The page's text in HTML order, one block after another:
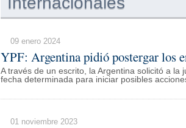
09 enero 2024
YPF: Argentina pidió postergar los
A través de un escrito, la Argentina solicitó a
fecha determinada para iniciar posibles
01 noviembre 2023